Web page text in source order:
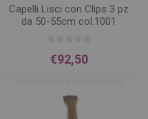
Capelli Lisci con Clips 3 pz
da 50-55cm col.1001
€92,50